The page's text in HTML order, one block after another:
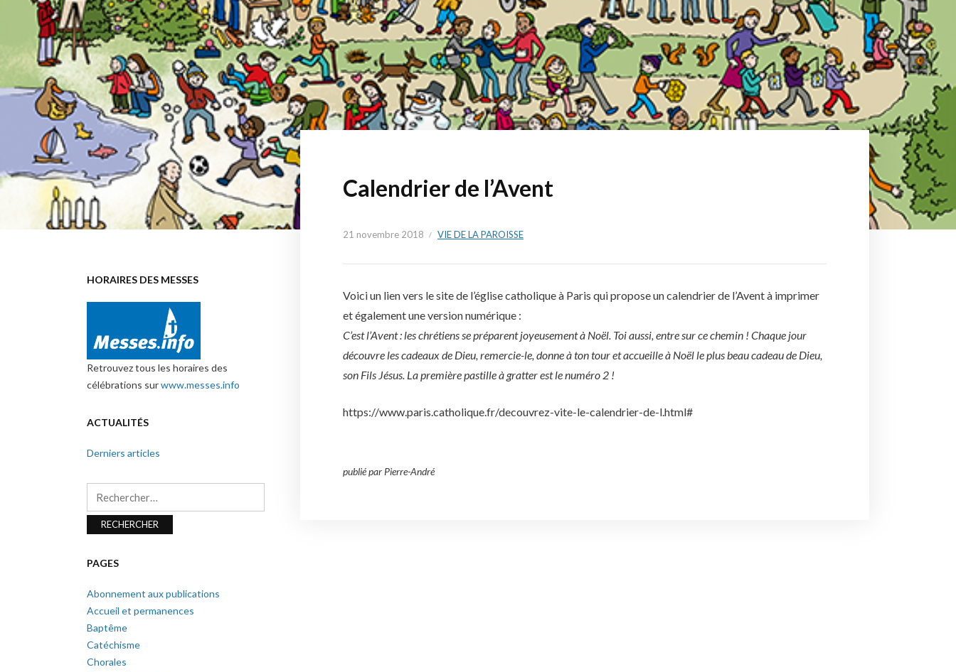
Calendrier de l’Avent
21 novembre 2018 VIE DE LA PAROISSE
Voici un lien vers le site de l’église catholique à Paris qui propose un calendrier de l’Avent à imprimer
et également une version numérique :
C’est l’Avent : les chrétiens se préparent joyeusement à Noël. Toi aussi, entre sur ce chemin ! Chaque jour
découvre les cadeaux de Dieu, remercie-le, donne à ton tour et accueille à Noël le plus beau cadeau de Dieu,
son Fils Jésus. La première pastille à gratter est le numéro 2 !
https://www.paris.catholique.fr/decouvrez-vite-le-calendrier-de-l.html#
publié par Pierre-André
HORAIRES DES MESSES
Retrouvez tous les horaires des
célébrations surwww.messes.info
ACTUALITÉS
Derniers articles
PAGES
Abonnement aux publications
Accueil et permanences
Baptême
Catéchisme
Chorales